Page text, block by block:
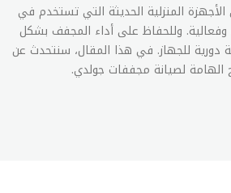
المنزلية الحديثة التي تستخدم في
وللحفاظ على أداء المجفف بشكل
دورية للجهاز. في هذا المقال، سنتحدث عن
الهامة لصيانة مجففات جولدي.